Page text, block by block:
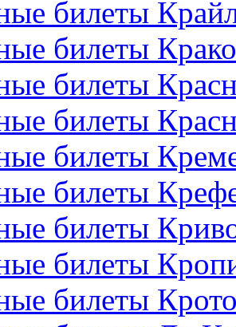
билеты
билеты
билеты
билеты
билеты
билеты
билеты
билеты
билеты